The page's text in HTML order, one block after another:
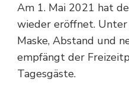
Am 1. Mai 2021 hat
wieder eröffnet.
Maske, Abstand und
empfängt der
Tagesgäste.